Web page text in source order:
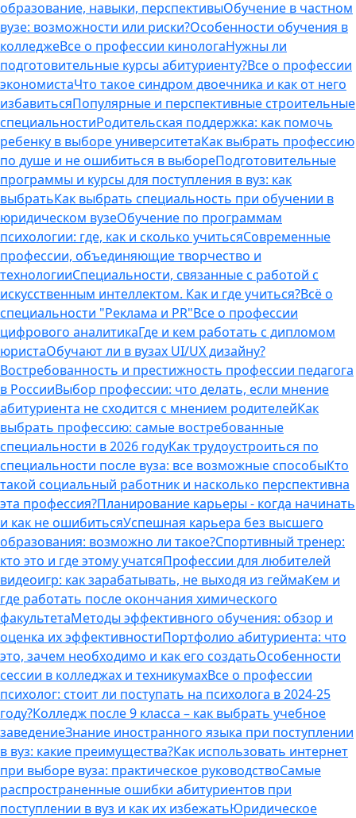
образование, навыки, перспективыОбучение в частном
вузе: возможности или риски?Особенности обучения в
колледжеВсе о профессии кинологаНужны ли
подготовительные курсы абитуриенту?Все о профессии
экономистаЧто такое синдром двоечника и как от него
избавитьсяПопулярные и перспективные строительные
специальностиРодительская поддержка: как помочь
ребенку в выборе университетаКак выбрать профессию
по душе и не ошибиться в выбореПодготовительные
программы и курсы для поступления в вуз: как
выбратьКак выбрать специальность при обучении в
юридическом вузеОбучение по программам
психологии: где, как и сколько учитьсяСовременные
профессии, объединяющие творчество и
технологииСпециальности, связанные с работой с
искусственным интеллектом. Как и где учиться?Всё о
специальности "Реклама и PR"Все о профессии
цифрового аналитикаГде и кем работать с дипломом
юристаОбучают ли в вузах UI/UX дизайну?
Востребованность и престижность профессии педагога
в РоссииВыбор профессии: что делать, если мнение
абитуриента не сходится с мнением родителейКак
выбрать профессию: самые востребованные
специальности в 2026 годуКак трудоустроиться по
специальности после вуза: все возможные способыКто
такой социальный работник и насколько перспективна
эта профессия?Планирование карьеры - когда начинать
и как не ошибитьсяУспешная карьера без высшего
образования: возможно ли такое?Спортивный тренер:
кто это и где этому учатсяПрофессии для любителей
видеоигр: как зарабатывать, не выходя из геймаКем и
где работать после окончания химического
факультетаМетоды эффективного обучения: обзор и
оценка их эффективностиПортфолио абитуриента: что
это, зачем необходимо и как его создатьОсобенности
сессии в колледжах и техникумахВсе о профессии
психолог: стоит ли поступать на психолога в 2024-25
году?Колледж после 9 класса – как выбрать учебное
заведениеЗнание иностранного языка при поступлении
в вуз: какие преимущества?Как использовать интернет
при выборе вуза: практическое руководствоСамые
распространенные ошибки абитуриентов при
поступлении в вуз и как их избежатьЮридическое